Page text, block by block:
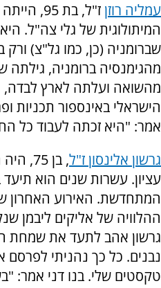
עמליה רוזן
ז"ל, בת
המיתולוגית של גלי צה"ל.
מהגימנסיה ברומניה, גילתה
מהשואה ועלתה לארץ לבדה,
הישראלי באינספור תכניות
אמר: "היא זכתה לעבוד כל
גרשון אלינסון ז"ל
, בן
עציון. עשרות שנים הוא
המתחדשת. האירוע האחרון
ההלוויה של אליקים ליבמן
גרשון אהב לתעד את שמחת
נבנים. כל כך נהניתי
טקסטים שלי. בנו דני אמר: